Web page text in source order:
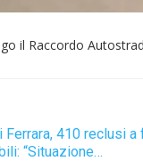
il Raccordo
Ferrara, 410 reclusi a
“Situazione…